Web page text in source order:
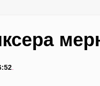
.